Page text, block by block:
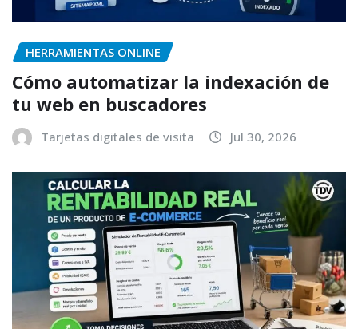
HERRAMIENTAS ONLINE
Cómo automatizar la indexación de
tu web en buscadores
Tarjetas digitales de visita Jul 30, 2026